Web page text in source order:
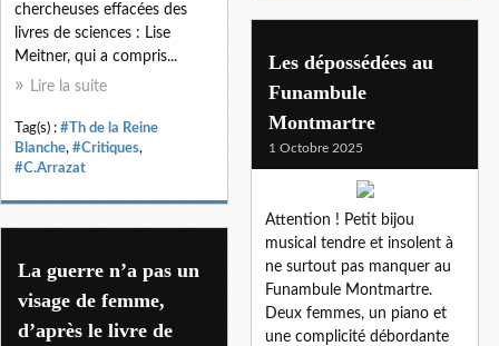
chercheuses effacées des
livres de sciences : Lise
Meitner, qui a compris...
Lire la suite
Tag(s) : #Th de la Reine
Blanche, #Critiques,
#C.Arrazat
Les dépossédées au
Funambule
Montmartre
1 Octobre 2025
Attention ! Petit bijou
musical tendre et insolent à
ne surtout pas manquer au
Funambule Montmartre.
Deux femmes, un piano et
une complicité débordante
La guerre n’a pas un
visage de femme,
d’après le livre de